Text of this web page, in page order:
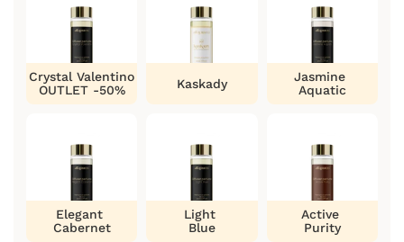
Crystal Valentino
OUTLET -50%
Kaskady
Jasmine
Aquatic
Elegant
Cabernet
Light
Blue
Active
Purity